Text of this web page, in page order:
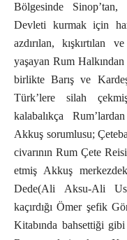
Bölgesinde
Devleti kurmak için
azdırılan, kışkırtılan
yaşayan Rum
birlikte Barış ve
Türk’lere silah
kalabalıkça
Akkuş sorumlusu;
civarının Rum Çete
etmiş Akkuş
Dede(Ali Aksu-Ali
kaçırdığı Ömer şefik
Kitabında bahsettiği